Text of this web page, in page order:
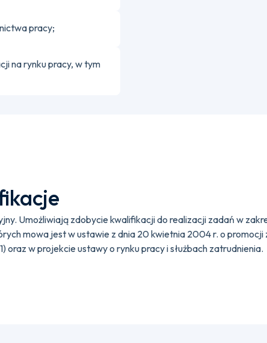
pracy;
na rynku pracy, w tym
Umożliwiają zdobycie kwalifikacji do realizacji zadań w
mowa jest w ustawie z dnia 20 kwietnia 2004 r. o
oraz w projekcie ustawy o rynku pracy i służbach zatrudnienia.